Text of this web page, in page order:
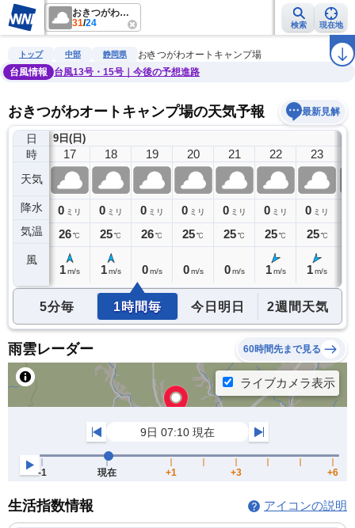
おきつがわオートキャンプ場
31/24 検索 現在地
雨雲レーダー 台風情報 地震情報 警報・注意報 ラ
トップ 中部 静岡県
おきつがわオートキャンプ場
台風情報
台風13号・15号｜今後の予想進路
おきつがわオートキャンプ場の天気予報 最新見解
日
時
天気
降水
気温
風
9日(日)
16
0ミリ
28℃
17
0 ミリ
26℃
1 m/s
18
0 ミリ
25℃
1 m/s
19
0 ミリ
26℃
0 m/s
20
0 ミリ
25℃
0 m/s
21
0 ミリ
25℃
0 m/s
22
0 ミリ
25℃
1 m/s
23
0 ミリ
25 ℃
1m/s
5分毎 1時間毎 今日明日 2週間天気
雨雲レーダー 60時間先まで見る
生活指数情報 アイコンの説明